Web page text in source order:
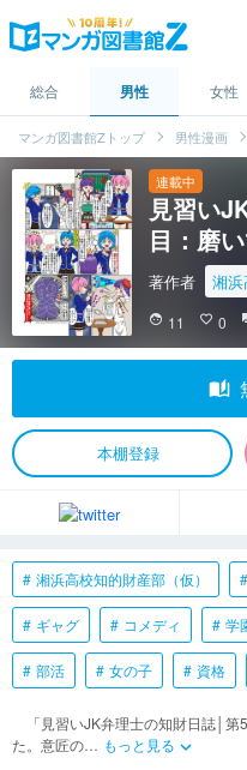
総合 男性 女性
マンガ図書館Zトップ 男性漫画
連載中
見習い
目：磨
著作者 湘浜
face 11 favorite_border 0
auto_stories
本棚登録
湘浜高校知的財産部（仮）
ギャグ コメディ 学
部活 女の子 資格
「見習いJK弁理士の知財日誌│第
た。意匠の… もっと見る keyboard_arrow_down